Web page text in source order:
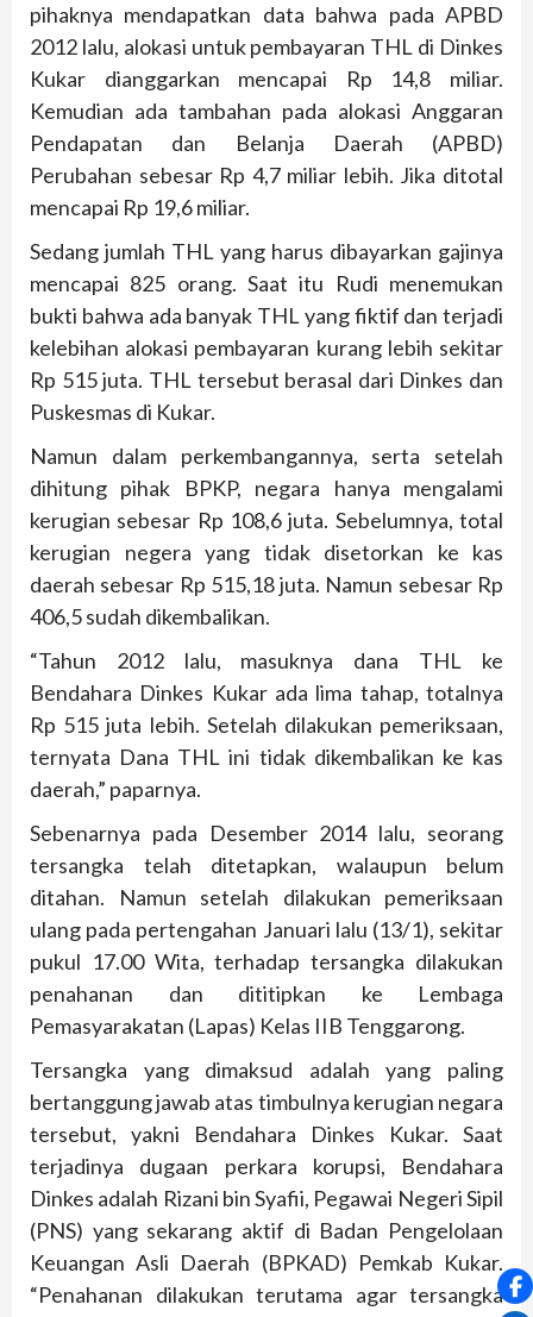
pihaknya mendapatkan data bahwa pada APBD
2012 lalu, alokasi untuk pembayaran THL di Dinkes
Kukar dianggarkan mencapai Rp 14,8 miliar.
Kemudian ada tambahan pada alokasi Anggaran
Pendapatan dan Belanja Daerah (APBD)
Perubahan sebesar Rp 4,7 miliar lebih. Jika ditotal
mencapai Rp 19,6 miliar.
Sedang jumlah THL yang harus dibayarkan gajinya
mencapai 825 orang. Saat itu Rudi menemukan
bukti bahwa ada banyak THL yang fiktif dan terjadi
kelebihan alokasi pembayaran kurang lebih sekitar
Rp 515 juta. THL tersebut berasal dari Dinkes dan
Puskesmas di Kukar.
Namun dalam perkembangannya, serta setelah
dihitung pihak BPKP, negara hanya mengalami
kerugian sebesar Rp 108,6 juta. Sebelumnya, total
kerugian negera yang tidak disetorkan ke kas
daerah sebesar Rp 515,18 juta. Namun sebesar Rp
406,5 sudah dikembalikan.
“Tahun 2012 lalu, masuknya dana THL ke
Bendahara Dinkes Kukar ada lima tahap, totalnya
Rp 515 juta lebih. Setelah dilakukan pemeriksaan,
ternyata Dana THL ini tidak dikembalikan ke kas
daerah,” paparnya.
Sebenarnya pada Desember 2014 lalu, seorang
tersangka telah ditetapkan, walaupun belum
ditahan. Namun setelah dilakukan pemeriksaan
ulang pada pertengahan Januari lalu (13/1), sekitar
pukul 17.00 Wita, terhadap tersangka dilakukan
penahanan dan dititipkan ke Lembaga
Pemasyarakatan (Lapas) Kelas IIB Tenggarong.
Tersangka yang dimaksud adalah yang paling
bertanggung jawab atas timbulnya kerugian negara
tersebut, yakni Bendahara Dinkes Kukar. Saat
terjadinya dugaan perkara korupsi, Bendahara
Dinkes adalah Rizani bin Syafii, Pegawai Negeri Sipil
(PNS) yang sekarang aktif di Badan Pengelolaan
Keuangan Asli Daerah (BPKAD) Pemkab Kukar.
“Penahanan dilakukan terutama agar tersangka